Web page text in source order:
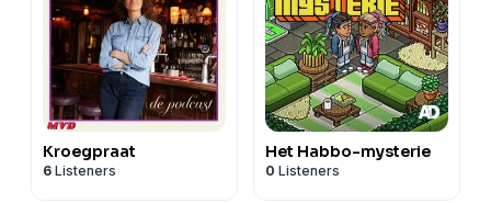
Kroegpraat
6 Listeners
Het Habbo-mysterie
0 Listeners